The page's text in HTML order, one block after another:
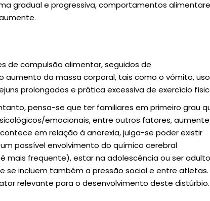
gradual e progressiva, comportamentos
de compulsão alimentar, seguidos de
da massa corporal, tais como o vómito, uso
prolongados e prática excessiva de exercício
pensa-se que ter familiares em primeiro grau
emocionais, entre outros fatores,
em relação à anorexia, julga-se poder existir
possível envolvimento do químico cerebral
mais frequente), estar na adolescência ou ser adulto
se incluem também a pressão social e entre atletas.
relevante para o desenvolvimento deste distúrbio.